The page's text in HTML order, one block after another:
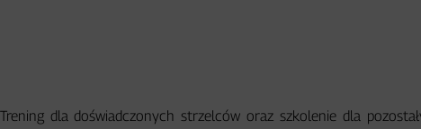
dla doświadczonych strzelców oraz szkolenie dla